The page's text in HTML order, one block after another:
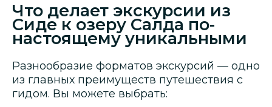
Что делает экскурсии из
Сиде к озеру Салда по-
настоящему уникальными
Разнообразие форматов экскурсий — одно
из главных преимуществ путешествия с
гидом. Вы можете выбрать: